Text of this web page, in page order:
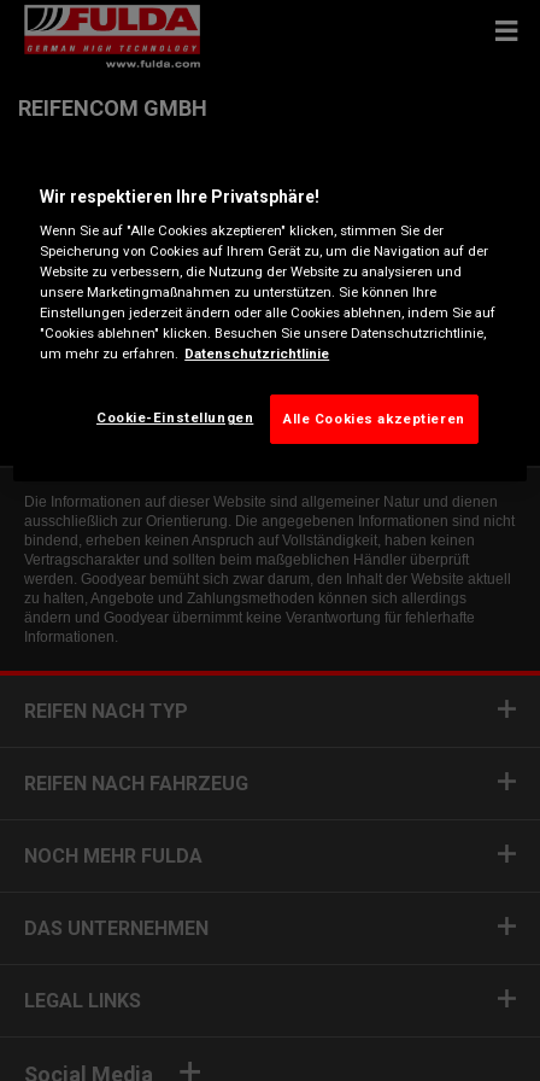
REIFENCOM GMBH
Am Kiesberg 19 , 42117 WUPPERTAL
Anfahrtsbeschreibung
Telefonnummer anzeigen
wuppertal@reifen.com
Besuchen Sie die Website des Händlers
Die Informationen auf dieser Website sind allgemeiner Natur und dienen
ausschließlich zur Orientierung. Die angegebenen Informationen sind nicht
bindend, erheben keinen Anspruch auf Vollständigkeit, haben keinen
Vertragscharakter und sollten beim maßgeblichen Händler überprüft
werden. Goodyear bemüht sich zwar darum, den Inhalt der Website aktuell
zu halten, Angebote und Zahlungsmethoden können sich allerdings
ändern und Goodyear übernimmt keine Verantwortung für fehlerhafte
Informationen.
REIFEN NACH TYP
REIFEN NACH FAHRZEUG
NOCH MEHR FULDA
DAS UNTERNEHMEN
Social Media
LEGAL LINKS
Wir respektieren Ihre Privatsphäre!
Wenn Sie auf "Alle Cookies akzeptieren" klicken, stimmen Sie der
Speicherung von Cookies auf Ihrem Gerät zu, um die Navigation auf der
Website zu verbessern, die Nutzung der Website zu analysieren und
unsere Marketingmaßnahmen zu unterstützen. Sie können Ihre
Einstellungen jederzeit ändern oder alle Cookies ablehnen, indem Sie auf
"Cookies ablehnen" klicken. Besuchen Sie unsere Datenschutzrichtlinie,
um mehr zu erfahren. Datenschutzrichtlinie
Cookie-Einstellungen Alle Cookies akzeptieren